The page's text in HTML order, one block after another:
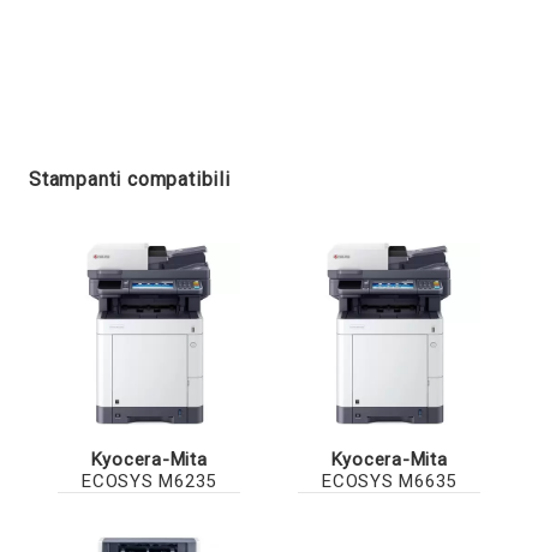
Stampanti compatibili
Kyocera-Mita
ECOSYS M6235
Kyocera-Mita
ECOSYS M6635